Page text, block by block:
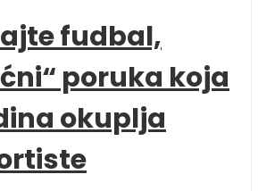
fudbal,
poruka koja
okuplja